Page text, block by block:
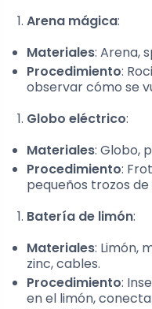
Arena mágica:
Materiales: Arena,
Procedimiento:
observar cómo se
Globo eléctrico:
Materiales: Globo,
Procedimiento:
pequeños trozos
Batería de limón:
Materiales: Limón,
zinc, cables.
Procedimiento:
en el limón,